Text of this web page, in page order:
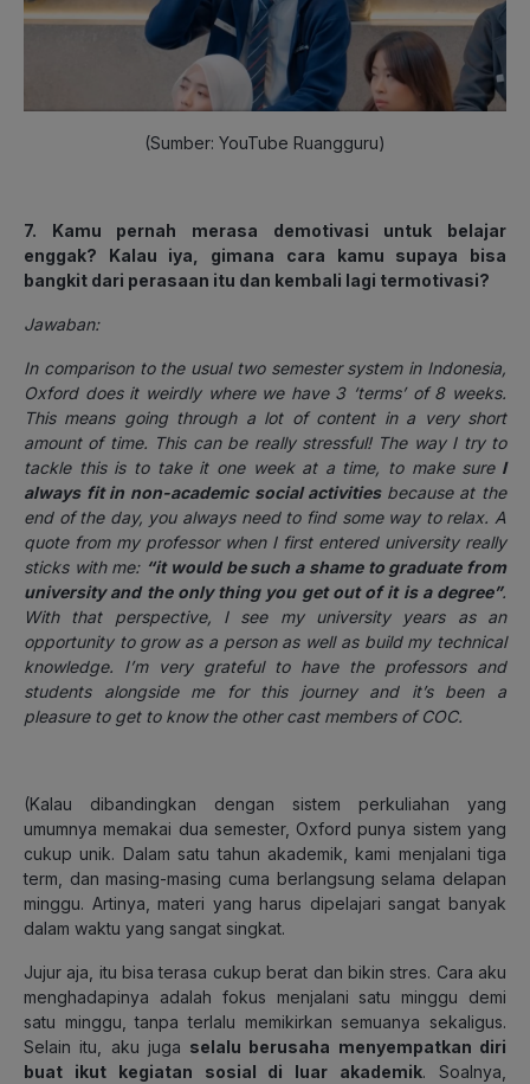
(Sumber: YouTube Ruangguru)
7. Kamu pernah merasa demotivasi untuk belajar
enggak? Kalau iya, gimana cara kamu supaya bisa
bangkit dari perasaan itu dan kembali lagi termotivasi?
Jawaban:
In comparison to the usual two semester system in Indonesia,
Oxford does it weirdly where we have 3 ‘terms’ of 8 weeks.
This means going through a lot of content in a very short
amount of time. This can be really stressful! The way I try to
tackle this is to take it one week at a time, to make sureI
always fit in non-academic social activities because at the
end of the day, you always need to find some way to relax. A
quote from my professor when I first entered university really
sticks with me: “it would be such a shame to graduate from
university and the only thing you get out of it is a degree”.
With that perspective, I see my university years as an
opportunity to grow as a person as well as build my technical
knowledge. I’m very grateful to have the professors and
students alongside me for this journey and it’s been a
pleasure to get to know the other cast members of COC.
(Kalau dibandingkan dengan sistem perkuliahan yang
umumnya memakai dua semester, Oxford punya sistem yang
cukup unik. Dalam satu tahun akademik, kami menjalani tiga
term, dan masing-masing cuma berlangsung selama delapan
minggu. Artinya, materi yang harus dipelajari sangat banyak
dalam waktu yang sangat singkat.
Jujur aja, itu bisa terasa cukup berat dan bikin stres. Cara aku
menghadapinya adalah fokus menjalani satu minggu demi
satu minggu, tanpa terlalu memikirkan semuanya sekaligus.
Selain itu, aku juga selalu berusaha menyempatkan diri
buat ikut kegiatan sosial di luar akademik. Soalnya,